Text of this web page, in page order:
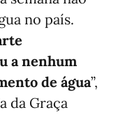
no país.
a nenhum
de água”,
da Graça